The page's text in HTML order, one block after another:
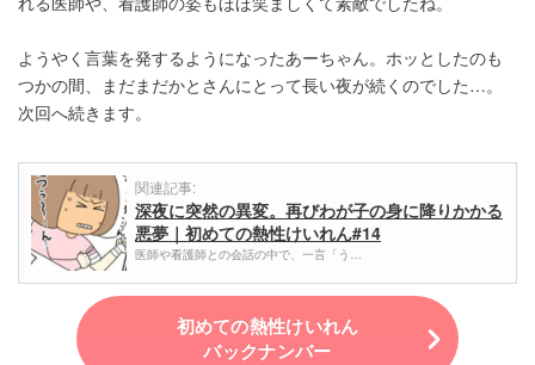
ようやく言葉を発するようになったあーちゃん。ホッとしたのも
つかの間、まだまだかとさんにとって長い夜が続くのでした…。
次回へ続きます。
関連記事:
深夜に突然の異変。再びわが子の身に降りかかる
悪夢｜初めての熱性けいれん#14
医師や看護師との会話の中で、一言「う…
初めての熱性けいれん
バックナンバー